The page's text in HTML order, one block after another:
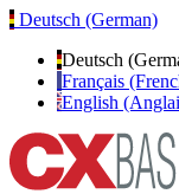
Deutsch (German)
Deutsch
Français
English